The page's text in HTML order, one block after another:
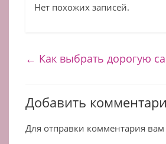
Нет похожих записей.
← Как выбрать дорогую
Добавить
Для отправки комментария